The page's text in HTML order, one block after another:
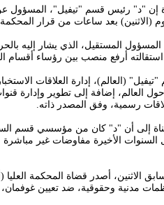
إن "د" رئيس قسم "تيفيل"، المسؤول عن
(الاثنين) بعد ساعات من قرار المحكمة
المستقيل، الذي يشار إليه
أرفع منصب بين رؤساء أقسام
(العالم)، إدارة العلاقات
العالم، إضافة إلى تطوير وإدارة
رسمية، وفق المصدر ذاته.
إلى أن "د" كان من مؤسسي قسم
السنوات الأخيرة مفاوضات غير
الاثنين، أصدر قضاة المحكمة
مدنية وحقوقية، ضد تعيين غوفمان،